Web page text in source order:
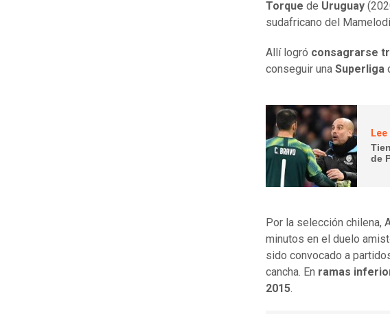
Torque de Uruguay
sudafricano del
Allí logró consagrarse
conseguir una Superliga
de
Por la selección chilena,
minutos en el duelo
sido convocado a
cancha. En ramas
2015